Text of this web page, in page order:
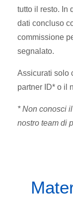
tutto il resto. In
dati concluso
commissione
segnalato.
Assicurati solo
partner ID* o il
* Non conosci
nostro team di